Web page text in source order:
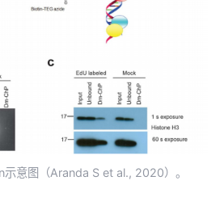
意图（Aranda S et al., 2020）。